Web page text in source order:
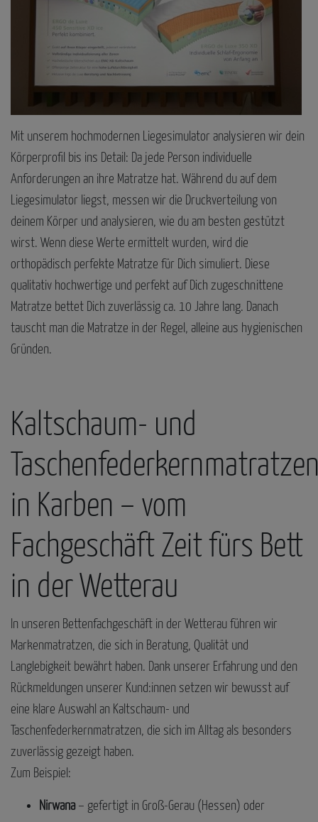
Mit unserem hochmodernen Liegesimulator analysieren wir dein
Körperprofil bis ins Detail: Da jede Person individuelle
Anforderungen an ihre Matratze hat. Während du auf dem
Liegesimulator liegst, messen wir die Druckverteilung von
deinem Körper und analysieren, wie du am besten gestützt
wirst. Wenn diese Werte ermittelt wurden, wird die
orthopädisch perfekte Matratze für Dich simuliert. Diese
qualitativ hochwertige und perfekt auf Dich zugeschnittene
Matratze bettet Dich zuverlässig ca. 10 Jahre lang. Danach
tauscht man die Matratze in der Regel, alleine aus hygienischen
Gründen.
Kaltschaum- und
in Karben – vom
Fachgeschäft Zeit fürs Bett
in der Wetterau
In unseren Bettenfachgeschäft in der Wetterau führen wir
Markenmatratzen, die sich in Beratung, Qualität und
Langlebigkeit bewährt haben. Dank unserer Erfahrung und den
Rückmeldungen unserer Kund:innen setzen wir bewusst auf
eine klare Auswahl an Kaltschaum- und
Taschenfederkernmatratzen, die sich im Alltag als besonders
zuverlässig gezeigt haben.
Zum Beispiel:
Nirwana– gefertigt in Groß-Gerau (Hessen) oder